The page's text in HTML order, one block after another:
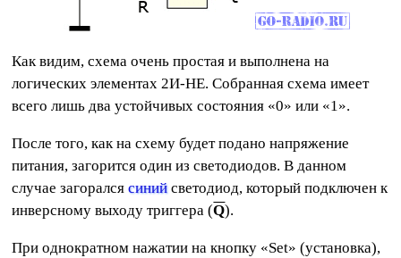
Как видим, схема очень простая и выполнена на
логических элементах 2И-НЕ. Собранная схема имеет
всего лишь два устойчивых состояния «0» или «1».
После того, как на схему будет подано напряжение
питания, загорится один из светодиодов. В данном
случае загоралсясинийсветодиод, который подключен к
инверсному выходу триггера (Q).
При однократном нажатии на кнопку «Set» (установка),